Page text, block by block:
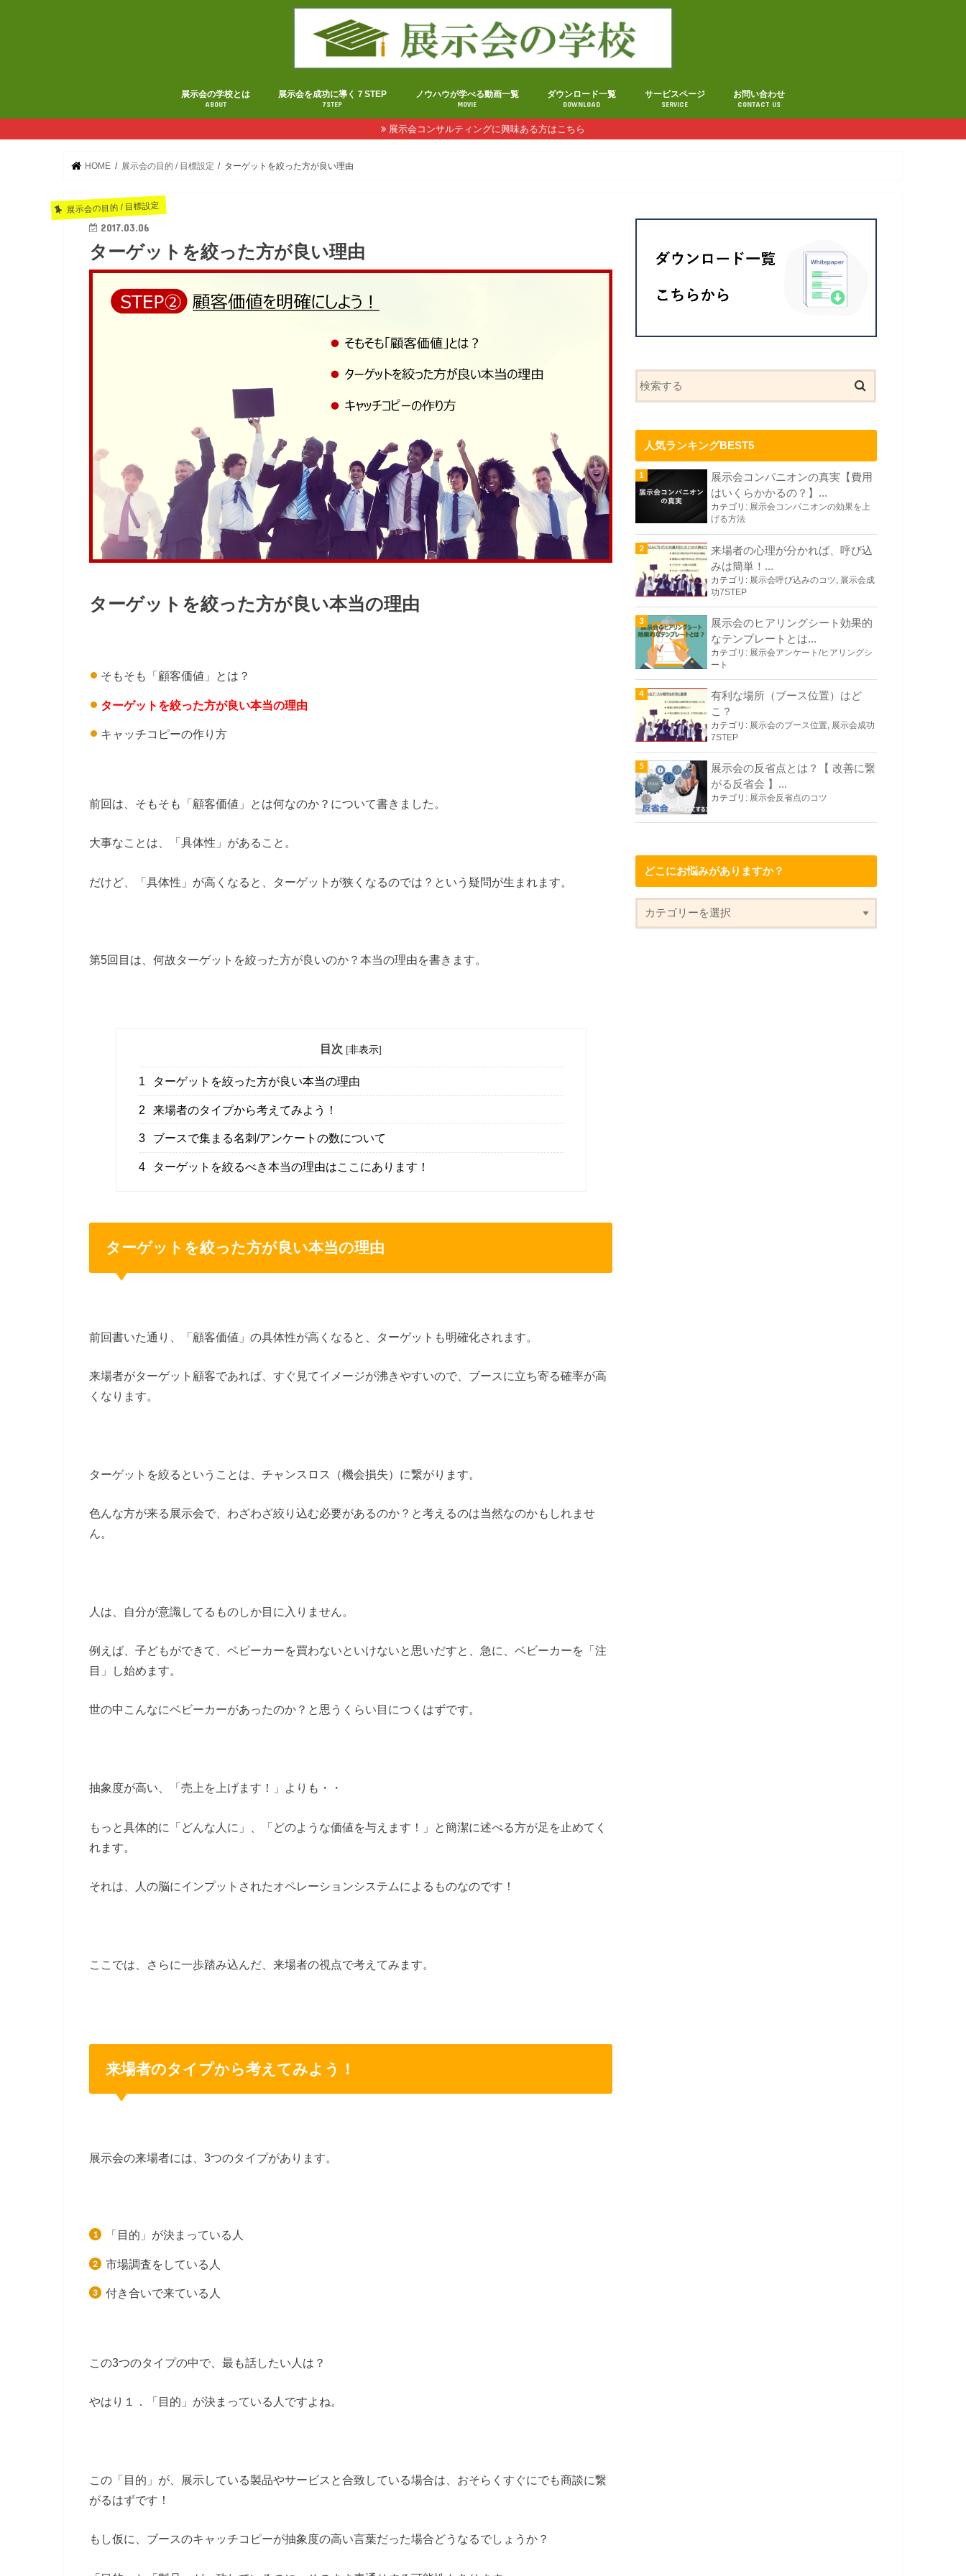
展示会の学校とは
ABOUT
展示会を成功に導く７STEP
7STEP
ノウハウが学べる動画一覧
MOVIE
ダウンロード一覧
DOWNLOAD
サービスページ
SERVICE
お問い合わせ
CONTACT US
展示会コンサルティングに興味ある方はこちら
HOME 展示会の目的 / 目標設定 ターゲットを絞った方が良い理由
展示会の目的 / 目標設定
2017.03.06
ターゲットを絞った方が良い理由
ターゲットを絞った方が良い本当の理由
そもそも「顧客価値」とは？
ターゲットを絞った方が良い本当の理由
キャッチコピーの作り方
前回は、そもそも「顧客価値」とは何なのか？について書きました。
大事なことは、「具体性」があること。
だけど、「具体性」が高くなると、ターゲットが狭くなるのでは？という疑問が生まれます。
第5回目は、何故ターゲットを絞った方が良いのか？本当の理由を書きます。
目次 [非表示]
1 ターゲットを絞った方が良い本当の理由
2 来場者のタイプから考えてみよう！
3 ブースで集まる名刺/アンケートの数について
4 ターゲットを絞るべき本当の理由はここにあります！
ターゲットを絞った方が良い本当の理由
前回書いた通り、「顧客価値」の具体性が高くなると、ターゲットも明確化されます。
来場者がターゲット顧客であれば、すぐ見てイメージが沸きやすいので、ブースに立ち寄る確率が高
くなります。
ターゲットを絞るということは、チャンスロス（機会損失）に繋がります。
色んな方が来る展示会で、わざわざ絞り込む必要があるのか？と考えるのは当然なのかもしれませ
ん。
人は、自分が意識してるものしか目に入りません。
例えば、子どもができて、ベビーカーを買わないといけないと思いだすと、急に、ベビーカーを「注
目」し始めます。
世の中こんなにベビーカーがあったのか？と思うくらい目につくはずです。
抽象度が高い、「売上を上げます！」よりも・・
もっと具体的に「どんな人に」、「どのような価値を与えます！」と簡潔に述べる方が足を止めてく
れます。
それは、人の脳にインプットされたオペレーションシステムによるものなのです！
ここでは、さらに一歩踏み込んだ、来場者の視点で考えてみます。
来場者のタイプから考えてみよう！
展示会の来場者には、3つのタイプがあります。
「目的」が決まっている人
市場調査をしている人
付き合いで来ている人
この3つのタイプの中で、最も話したい人は？
やはり１．「目的」が決まっている人ですよね。
この「目的」が、展示している製品やサービスと合致している場合は、おそらくすぐにでも商談に繋
がるはずです！
もし仮に、ブースのキャッチコピーが抽象度の高い言葉だった場合どうなるでしょうか？
人気ランキングBEST5
展示会コンパニオンの真実【費用
はいくらかかるの？】...
カテゴリ: 展示会コンパニオンの効果を上
げる方法
来場者の心理が分かれば、呼び込
みは簡単！...
カテゴリ: 展示会呼び込みのコツ
展示会成
功7STEP
展示会のヒアリングシート効果的
なテンプレートとは...
カテゴリ: 展示会アンケート/ヒアリングシ
ート
有利な場所（ブース位置）はど
こ？
カテゴリ: 展示会のブース位置, 展示会成功
7STEP
展示会の反省点とは？【 改善に繋
がる反省会 】...
カテゴリ: 展示会反省点のコツ
どこにお悩みがありますか？